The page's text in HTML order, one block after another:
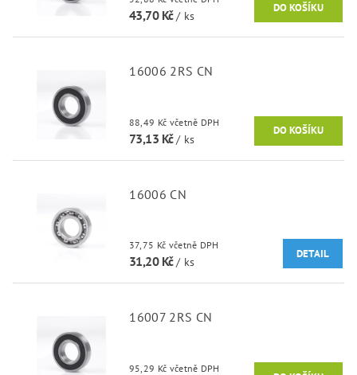
43,70 Kč/ ks
16006 2RS CN
88,49 Kč včetně DPH
73,13 Kč/ ks
16006 CN
37,75 Kč včetně DPH
31,20 Kč/ ks
DETAIL
16007 2RS CN
95,29 Kč včetně DPH